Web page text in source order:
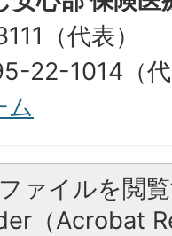
（代表）
22-1014（
ム
ァイルを閲
（Acrobat